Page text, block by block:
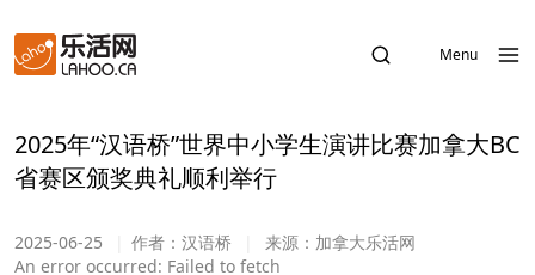
Menu
2025年“汉语桥”世界中小学生演讲比赛加拿大BC
省赛区颁奖典礼顺利举行
2025-06-25 作者： 汉语桥 来源： 加拿大乐活网
An error occurred: Failed to fetch